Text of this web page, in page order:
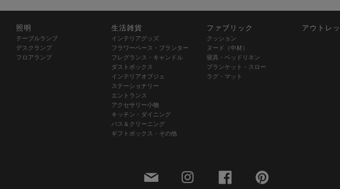
照明
テーブルランプ
デスクランプ
フロアランプ
生活雑貨
インテリアグッズ
フラワーベース・プランター
フレグランス・キャンドル
ダストボックス
インテリアオブジェ
ステーショナリー
エントランス
アクセサリー小物
キッチン・ダイニング
バス＆クリーニング
ギフトボックス・その他
ファブリック
クッション
ヌード（中材）
寝具・ベッドリネン
ブランケット・スロー
ラグ・マット
アウトレ